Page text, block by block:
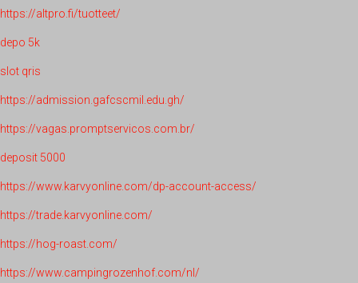
https://altpro.fi/tuotteet/
depo 5k
slot qris
https://admission.gafcscmil.edu.gh/
https://vagas.promptservicos.com.br/
deposit 5000
https://www.karvyonline.com/dp-account-access/
https://trade.karvyonline.com/
https://hog-roast.com/
https://www.campingrozenhof.com/nl/